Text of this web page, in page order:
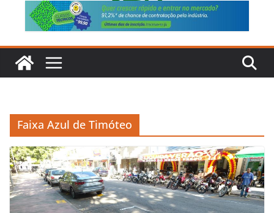
Faixa Azul de Timóteo